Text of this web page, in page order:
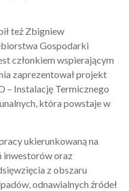
też Zbigniew
Gospodarki
członkiem wspierającym
zaprezentował projekt
– Instalację Termicznego
która powstaje w
ukierunkowaną na
inwestorów oraz
z obszaru
odnawialnych źródeł